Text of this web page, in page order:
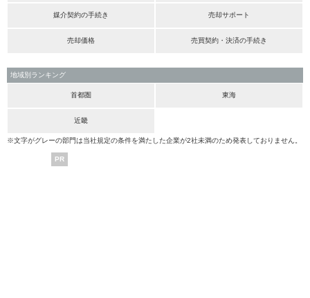
媒介契約の手続き 売却サポート
売却価格 売買契約・決済の手続き
地域別ランキング
首都圏 東海
近畿
※文字がグレーの部門は当社規定の条件を満たした企業が2社未満のため発表しておりません。
PR